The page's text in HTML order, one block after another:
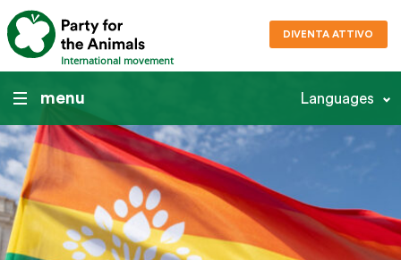
International movement
DIVENTA ATTIVO
menu Languages